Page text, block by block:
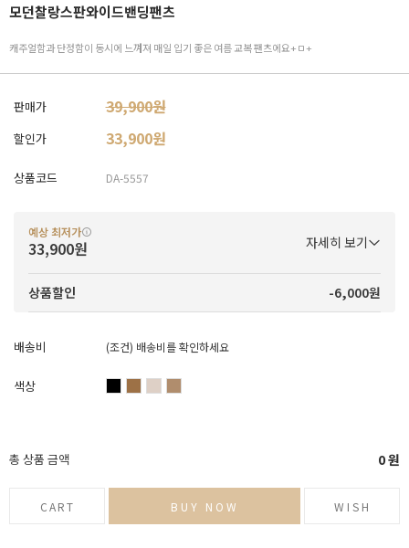
모던찰랑스판와이드밴딩팬츠
캐주얼함과 단정함이 동시에 느껴져 매일 입기 좋은 여름 교복 팬츠에요+ㅁ+
판매가 39,900원
할인가 33,900원
상품코드 DA-5557
예상 최저가
33,900원 자세히 보기
상품할인 -6,000원
배송비 (조건) 배송비를 확인하세요
색상
총 상품 금액 0원
CART BUY NOW WISH